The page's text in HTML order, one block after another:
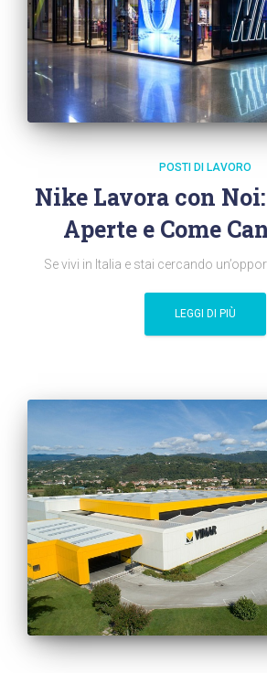
POSTI DI LAVORO
Nike Lavora con
Aperte e Come
Se vivi in ​​Italia e stai cercando
LEGGI DI PIÙ